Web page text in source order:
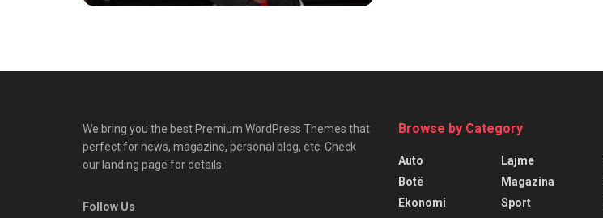
We bring you the best Premium WordPress Themes that
perfect for news, magazine, personal blog, etc. Check
our landing page for details.
Follow Us
Browse by Category
Auto
Botë
Ekonomi
Lajme
Magazina
Sport